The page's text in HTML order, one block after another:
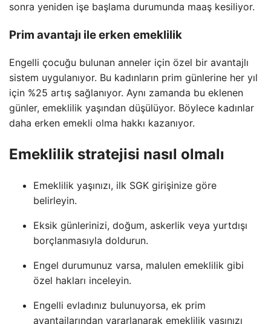
sonra yeniden işe başlama durumunda maaş kesiliyor.
Prim avantajı ile erken emeklilik
Engelli çocuğu bulunan anneler için özel bir avantajlı
sistem uygulanıyor. Bu kadınların prim günlerine her yıl
için %25 artış sağlanıyor. Aynı zamanda bu eklenen
günler, emeklilik yaşından düşülüyor. Böylece kadınlar
daha erken emekli olma hakkı kazanıyor.
Emeklilik stratejisi nasıl olmalı
Emeklilik yaşınızı, ilk SGK girişinize göre
belirleyin.
Eksik günlerinizi, doğum, askerlik veya yurtdışı
borçlanmasıyla doldurun.
Engel durumunuz varsa, malulen emeklilik gibi
özel hakları inceleyin.
Engelli evladınız bulunuyorsa, ek prim
avantajlarından yararlanarak emeklilik yaşınızı